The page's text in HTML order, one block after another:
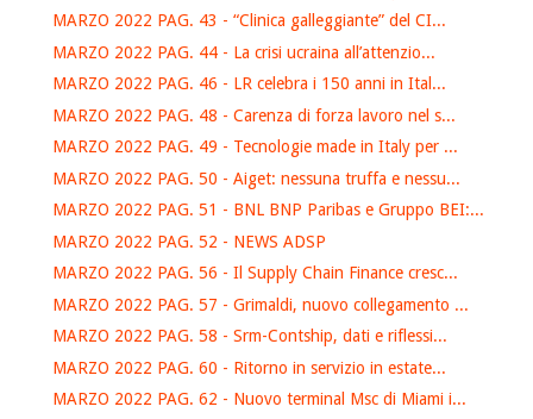
MARZO 2022 PAG. 43 - “Clinica galleggiante” del CI...
MARZO 2022 PAG. 44 - La crisi ucraina all’attenzio...
MARZO 2022 PAG. 46 - LR celebra i 150 anni in Ital...
MARZO 2022 PAG. 48 - Carenza di forza lavoro nel s...
MARZO 2022 PAG. 49 - Tecnologie made in Italy per ...
MARZO 2022 PAG. 50 - Aiget: nessuna truffa e nessu...
MARZO 2022 PAG. 51 - BNL BNP Paribas e Gruppo BEI:...
MARZO 2022 PAG. 52 - NEWS ADSP
MARZO 2022 PAG. 56 - Il Supply Chain Finance cresc...
MARZO 2022 PAG. 57 - Grimaldi, nuovo collegamento ...
MARZO 2022 PAG. 58 - Srm-Contship, dati e riflessi...
MARZO 2022 PAG. 60 - Ritorno in servizio in estate...
MARZO 2022 PAG. 62 - Nuovo terminal Msc di Miami i...